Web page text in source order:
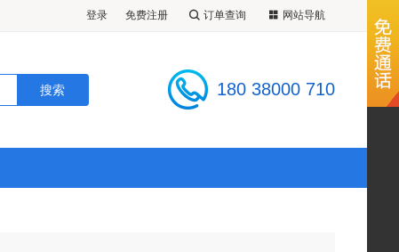
登录 免费注册 订单查询 网站导航
180 38000 710